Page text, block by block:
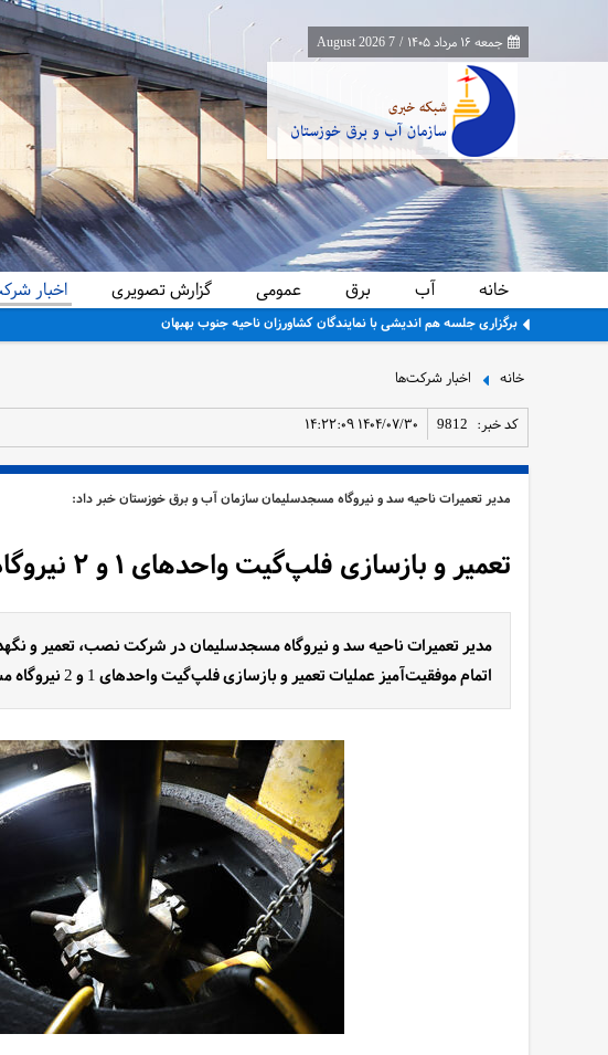
جمعه ۱۶ مرداد ۱۴۰۵ /
7 August 2026
خانه آب برق عمومی گزارش تصویری اخبار
برگزاری جلسه هم اندیشی با نمایندگان کشاورزان ناحیه جنوب بهبهان
خانه اخبار شرکت‌ها
کد خبر: 9812 ۱۴۰۴/۰۷/۳۰ ۱۴:۲۲:۰۹
مدیر تعمیرات ناحیه سد و نیروگاه مسجدسلیمان سازمان آب و برق خوزستان خبر داد:
تعمیر و بازسازی فلپ‌گیت واحدهای ۱ و ۲ نیروگاه مسجدسلیمان
مدیر تعمیرات ناحیه سد و نیروگاه مسجدسلیمان در شرکت نصب، تعمیر و
اتمام موفقیت‌آمیز عملیات تعمیر و بازسازی فلپ‌گیت واحدهای 1 و 2 نیروگاه مسجدسلیمان خبر داد.